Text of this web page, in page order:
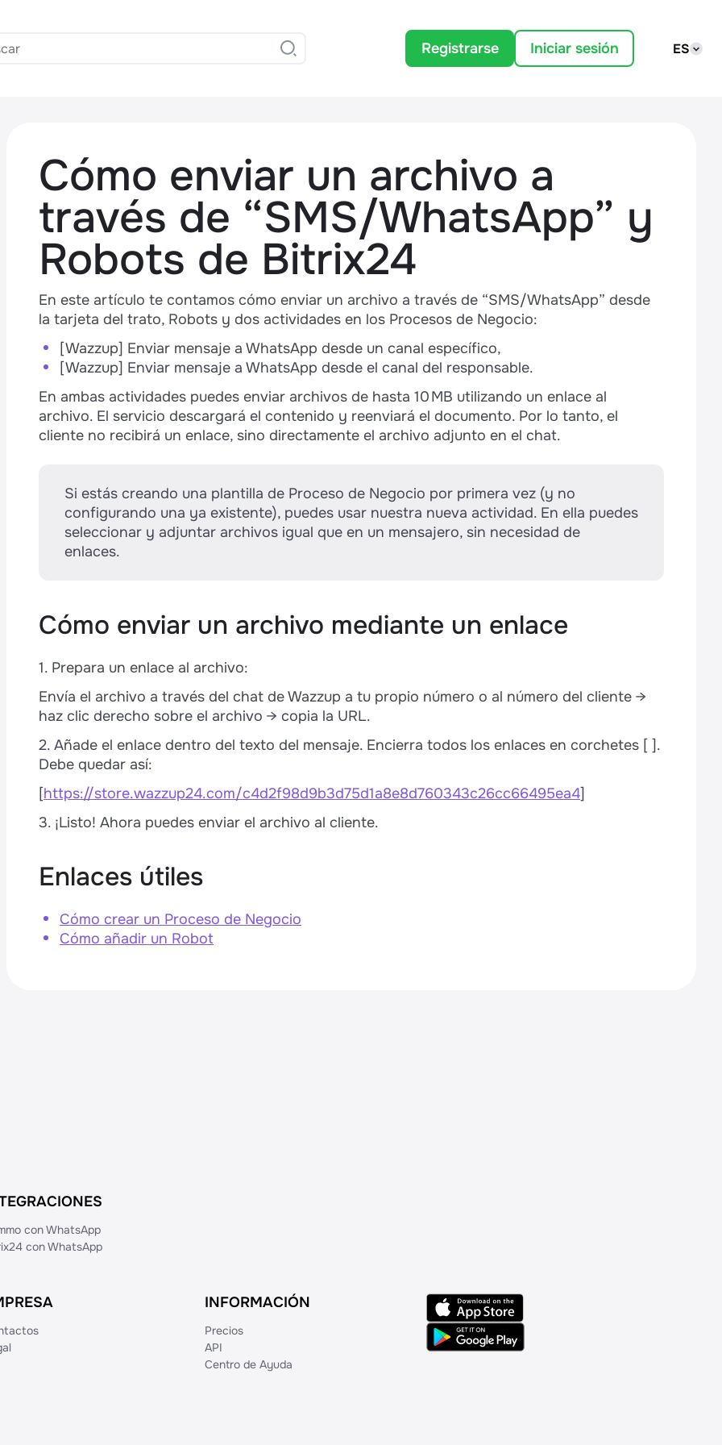
Registrarse Iniciar sesión ES
Cómo enviar un archivo a
través de “SMS/WhatsApp” y
Robots de Bitrix24
En este artículo te contamos cómo enviar un archivo a través de “SMS/WhatsApp” desde
la tarjeta del trato, Robots y dos actividades en los Procesos de Negocio:
[Wazzup] Enviar mensaje a WhatsApp desde un canal específico,
[Wazzup] Enviar mensaje a WhatsApp desde el canal del responsable.
En ambas actividades puedes enviar archivos de hasta 10 MB utilizando un enlace al
archivo. El servicio descargará el contenido y reenviará el documento. Por lo tanto, el
cliente no recibirá un enlace, sino directamente el archivo adjunto en el chat.
Si estás creando una plantilla de Proceso de Negocio por primera vez (y no
configurando una ya existente), puedes usar nuestra nueva actividad. En ella puedes
seleccionar y adjuntar archivos igual que en un mensajero, sin necesidad de
enlaces.
Cómo enviar un archivo mediante un enlace
1. Prepara un enlace al archivo:
Envía el archivo a través del chat de Wazzup a tu propio número o al número del cliente →
haz clic derecho sobre el archivo → copia la URL.
2. Añade el enlace dentro del texto del mensaje. Encierra todos los enlaces en corchetes [ ].
Debe quedar así:
[https://store.wazzup24.com/c4d2f98d9b3d75d1a8e8d760343c26cc66495ea4]
3. ¡Listo! Ahora puedes enviar el archivo al cliente.
Enlaces útiles
Cómo crear un Proceso de Negocio
Cómo añadir un Robot
con WhatsApp
con WhatsApp
INFORMACIÓN
Precios
API
Centro de Ayuda